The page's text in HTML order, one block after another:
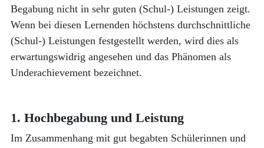
Begabung nicht in sehr guten (Schul-) Leistungen zeigt.
Wenn bei diesen Lernenden höchstens durchschnittliche
(Schul-) Leistungen festgestellt werden, wird dies als
erwartungswidrig angesehen und das Phänomen als
Underachievement bezeichnet.
1. Hochbegabung und Leistung
Im Zusammenhang mit gut begabten Schülerinnen und